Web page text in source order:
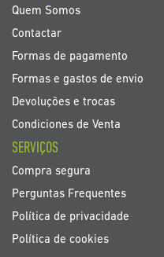
noticias
Quem Somos
Contactar
Formas de pagamento
Formas e gastos de envio
Devoluções e trocas
Condiciones de Venta
SERVIÇOS
Compra segura
Perguntas Frequentes
Política de privacidade
Política de cookies